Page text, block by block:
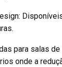
para salas
onde a